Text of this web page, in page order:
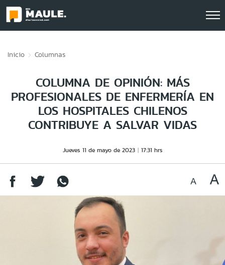
Inicio Columnas
COLUMNA DE OPINIÓN: MÁS
PROFESIONALES DE ENFERMERÍA EN
LOS HOSPITALES CHILENOS
CONTRIBUYE A SALVAR VIDAS
Jueves 11 de mayo de 2023 17:31 hrs